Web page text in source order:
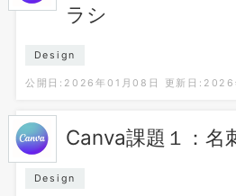
ラシ
Design
公開日:2026年01月08日 更新日:2026
Canva課題１：名
Design